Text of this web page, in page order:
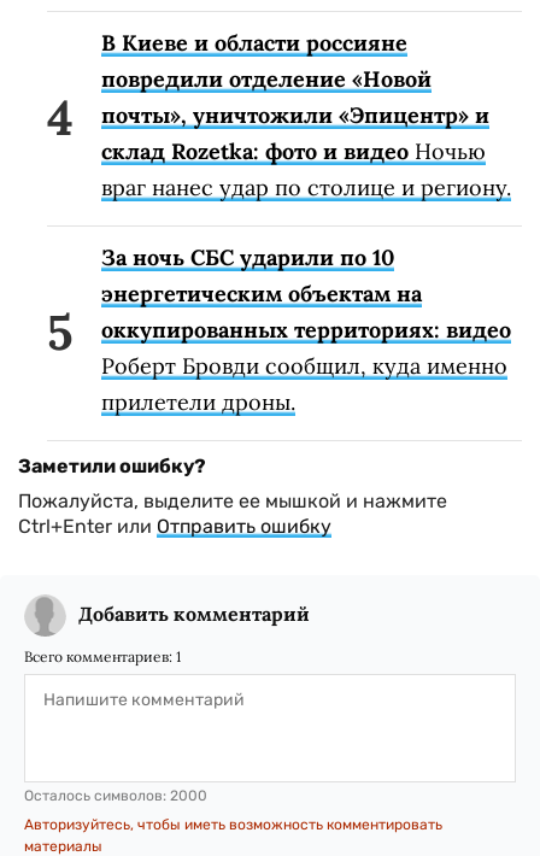
В Киеве и области россияне
повредили отделение «Новой
почты», уничтожили «Эпицентр» и
склад Rozetka: фото и видео Ночью
враг нанес удар по столице и региону.
За ночь СБС ударили по 10
энергетическим объектам на
оккупированных территориях: видео
Роберт Бровди сообщил, куда именно
прилетели дроны.
Заметили ошибку?
Пожалуйста, выделите ее мышкой и нажмите
Ctrl+Enter или Отправить ошибку
Добавить комментарий
Всего комментариев: 1
Осталось символов: 2000
Авторизуйтесь, чтобы иметь возможность комментировать
материалы